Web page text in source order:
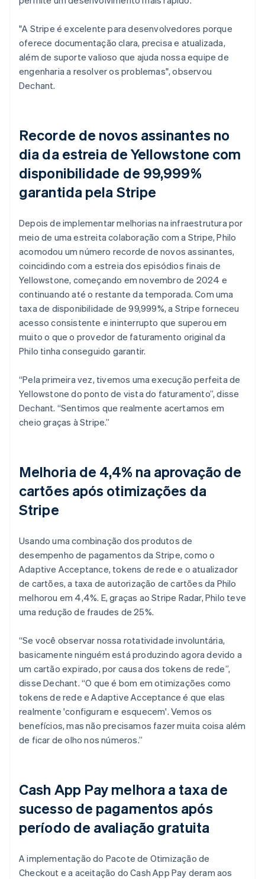
"A Stripe é excelente para desenvolvedores porque
oferece documentação clara, precisa e atualizada,
além de suporte valioso que ajuda nossa equipe de
engenharia a resolver os problemas", observou
Dechant.
Recorde de novos assinantes no
dia da estreia deYellowstone com
disponibilidade de 99,999%
garantida pela Stripe
Depois de implementar melhorias na infraestrutura por
meio de uma estreita colaboração com a Stripe, Philo
acomodou um número recorde de novos assinantes,
coincidindo com a estreia dos episódios finais de
Yellowstone, começando em novembro de 2024 e
continuando até o restante da temporada. Com uma
taxa de disponibilidade de 99,999%, a Stripe forneceu
acesso consistente e ininterrupto que superou em
muito o que o provedor de faturamento original da
Philo tinha conseguido garantir.
“Pela primeira vez, tivemos uma execução perfeita de
Yellowstone do ponto de vista do faturamento”, disse
Dechant. “Sentimos que realmente acertamos em
cheio graças à Stripe.”
Melhoria de 4,4% na aprovação de
cartões após otimizações da
Stripe
Usando uma combinação dos produtos de
desempenho de pagamentos da Stripe, como o
Adaptive Acceptance, tokens de rede e o atualizador
de cartões, a taxa de autorização de cartões da Philo
melhorou em 4,4%. E, graças ao Stripe Radar, Philo teve
uma redução de fraudes de 25%.
“Se você observar nossa rotatividade involuntária,
basicamente ninguém está produzindo agora devido a
um cartão expirado, por causa dos tokens de rede”,
disse Dechant. “O que é bom em otimizações como
tokens de rede e Adaptive Acceptance é que elas
realmente 'configuram e esquecem'. Vemos os
benefícios, mas não precisamos fazer muita coisa além
de ficar de olho nos números.”
Cash App Pay melhora a taxa de
sucesso de pagamentos após
período de avaliação gratuita
A implementação do Pacote de Otimização de
Checkout e a aceitação do Cash App Pay deram aos